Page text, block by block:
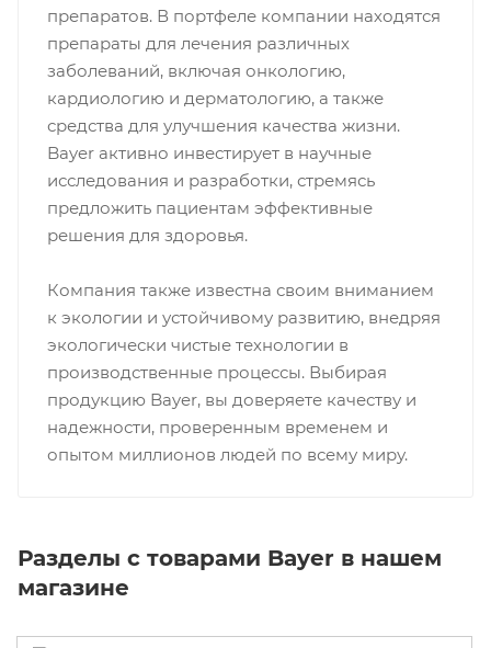
препаратов. В портфеле компании находятся
препараты для лечения различных
заболеваний, включая онкологию,
кардиологию и дерматологию, а также
средства для улучшения качества жизни.
Bayer активно инвестирует в научные
исследования и разработки, стремясь
предложить пациентам эффективные
решения для здоровья.
Компания также известна своим вниманием
к экологии и устойчивому развитию, внедряя
экологически чистые технологии в
производственные процессы. Выбирая
продукцию Bayer, вы доверяете качеству и
надежности, проверенным временем и
опытом миллионов людей по всему миру.
Разделы с товарами Bayer в нашем
магазине